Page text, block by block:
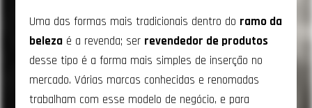
Uma das formas mais tradicionais dentro do ramo da
beleza é a revenda; ser revendedor de produtos
desse tipo é a forma mais simples de inserção no
mercado. Várias marcas conhecidas e renomadas
trabalham com esse modelo de negócio, e para